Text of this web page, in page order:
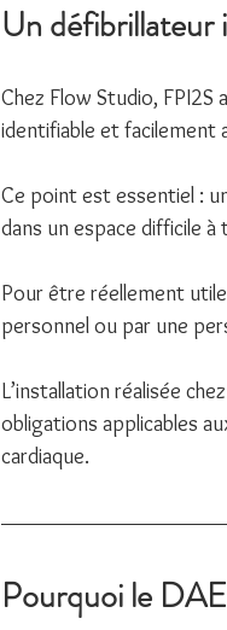
Un défibrillateur
Chez Flow Studio,
identifiable et facilement
Ce point est essentiel :
dans un espace difficile à
Pour être réellement
personnel ou par une
L’installation réalisée
obligations applicables
cardiaque.
Pourquoi le